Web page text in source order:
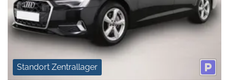
Standort Zentrallager